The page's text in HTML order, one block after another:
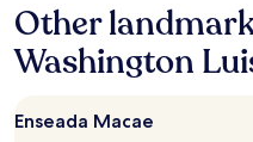
Other
Washington
Enseada Macae